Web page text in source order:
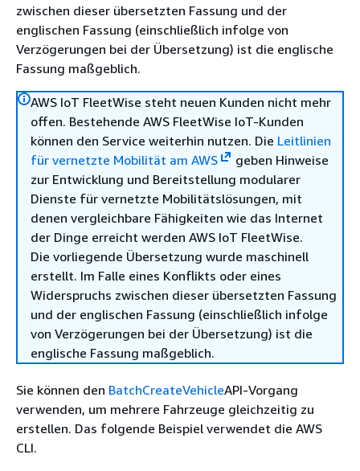
zwischen dieser übersetzten Fassung und der
englischen Fassung (einschließlich infolge von
Verzögerungen bei der Übersetzung) ist die englische
Fassung maßgeblich.
AWS IoT FleetWise steht neuen Kunden nicht mehr
offen. Bestehende AWS FleetWise IoT-Kunden
können den Service weiterhin nutzen. Die Leitlinien
für vernetzte Mobilität am AWS
geben Hinweise
zur Entwicklung und Bereitstellung modularer
Dienste für vernetzte Mobilitätslösungen, mit
denen vergleichbare Fähigkeiten wie das Internet
der Dinge erreicht werden AWS IoT FleetWise.
Die vorliegende Übersetzung wurde maschinell
erstellt. Im Falle eines Konflikts oder eines
Widerspruchs zwischen dieser übersetzten Fassung
und der englischen Fassung (einschließlich infolge
von Verzögerungen bei der Übersetzung) ist die
englische Fassung maßgeblich.
Sie können den BatchCreateVehicleAPI-Vorgang
verwenden, um mehrere Fahrzeuge gleichzeitig zu
erstellen. Das folgende Beispiel verwendet die AWS
CLI.